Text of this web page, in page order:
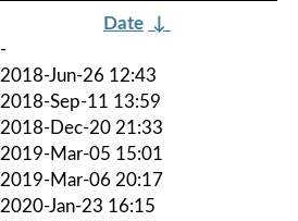
Date ↓
-
2018-Jun-26 12:43
2018-Sep-11 13:59
2018-Dec-20 21:33
2019-Mar-05 15:01
2019-Mar-06 20:17
2020-Jan-23 16:15